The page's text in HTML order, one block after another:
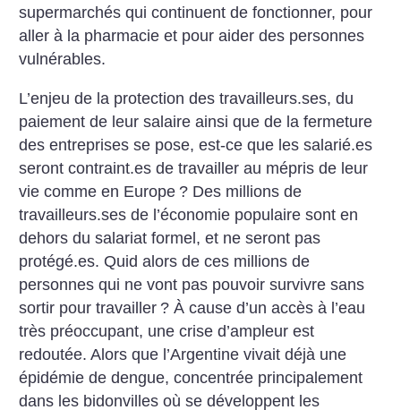
supermarchés qui continuent de fonctionner, pour
aller à la pharmacie et pour aider des personnes
vulnérables.
L’enjeu de la protection des travailleurs.ses, du
paiement de leur salaire ainsi que de la fermeture
des entreprises se pose, est-ce que les salarié.es
seront contraint.es de travailler au mépris de leur
vie comme en Europe ? Des millions de
travailleurs.ses de l’économie populaire sont en
dehors du salariat formel, et ne seront pas
protégé.es. Quid alors de ces millions de
personnes qui ne vont pas pouvoir survivre sans
sortir pour travailler ? À cause d’un accès à l’eau
très préoccupant, une crise d’ampleur est
redoutée. Alors que l’Argentine vivait déjà une
épidémie de dengue, concentrée principalement
dans les bidonvilles où se développent les